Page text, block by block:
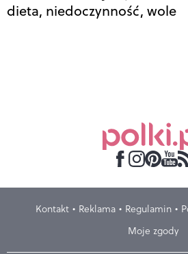
dieta, niedoczynność, wole
Kontakt Reklama Regulamin
Moje zgody